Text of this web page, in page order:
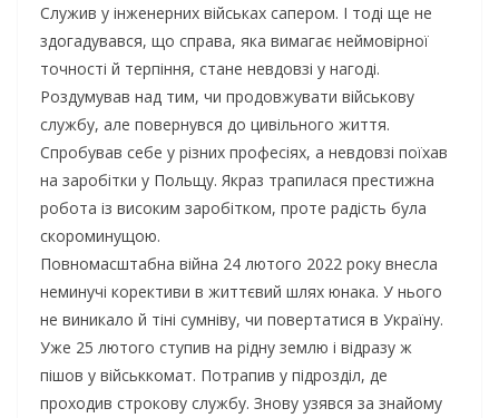
Служив у інженерних військах сапером. І тоді ще не
здогадувався, що справа, яка вимагає неймовірної
точності й терпіння, стане невдовзі у нагоді.
Роздумував над тим, чи продовжувати військову
службу, але повернувся до цивільного життя.
Спробував себе у різних професіях, а невдовзі поїхав
на заробітки у Польщу. Якраз трапилася престижна
робота із високим заробітком, проте радість була
скороминущою.
Повномасштабна війна 24 лютого 2022 року внесла
неминучі корективи в життєвий шлях юнака. У нього
не виникало й тіні сумніву, чи повертатися в Україну.
Уже 25 лютого ступив на рідну землю і відразу ж
пішов у військкомат. Потрапив у підрозділ, де
проходив строкову службу. Знову узявся за знайому